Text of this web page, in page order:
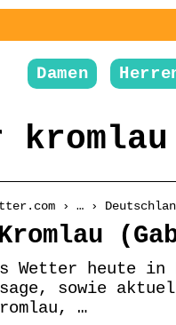
Damen
kromlau
› … ›
Wetter heute in
sowie
…